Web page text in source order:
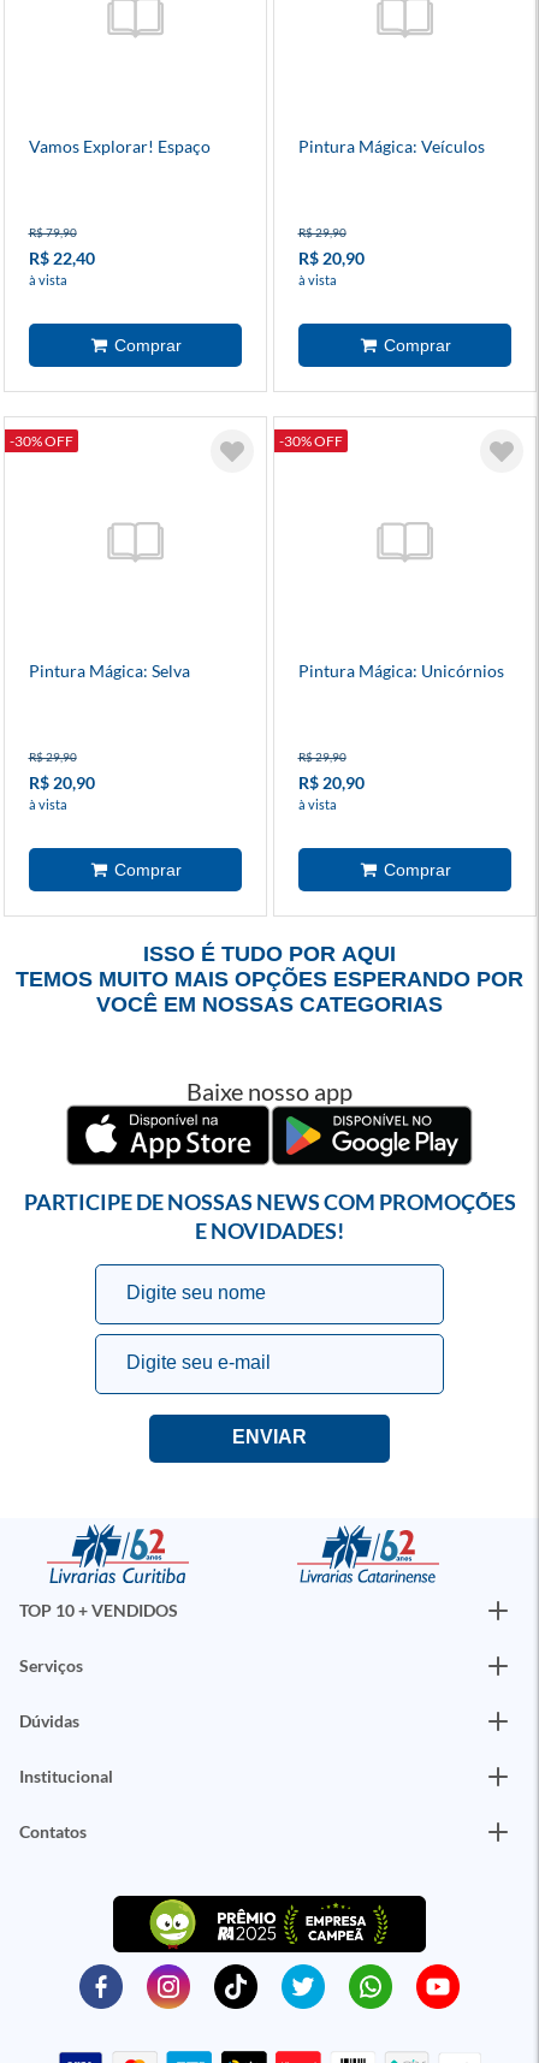
Vamos Explorar! Espaço
R$ 79,90
R$ 22,40
à vista
Pintura Mágica: Veículos
R$ 29,90
R$ 20,90
à vista
-30% OFF
Pintura Mágica: Selva
R$ 29,90
R$ 20,90
à vista
-30% OFF
Pintura Mágica: Unicórnios
R$ 29,90
R$ 20,90
à vista
ISSO É TUDO POR AQUI
TEMOS MUITO MAIS OPÇÕES ESPERANDO POR
VOCÊ EM NOSSAS CATEGORIAS
Baixe nosso app
PARTICIPE DE NOSSAS NEWS COM PROMOÇÕES
E NOVIDADES!
TOP 10 + VENDIDOS
Serviços
Dúvidas
Institucional
Contatos